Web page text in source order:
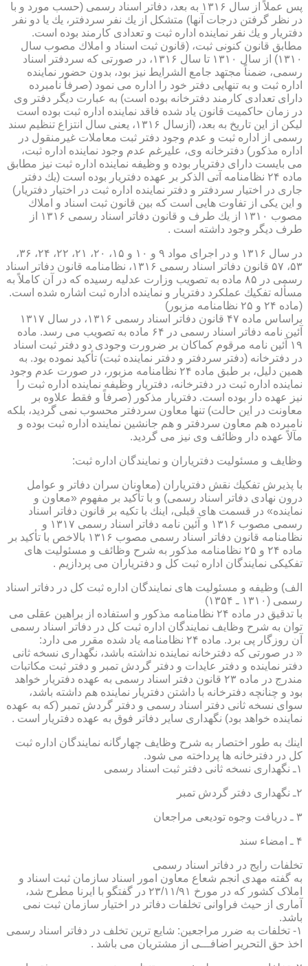
پس عملاً از سال ۱۳۱۶ به بعد، دفاتر اسناد رسمی (حسب مورد و با
در نظر گرفتن درجات آنها) متشكل از یك نفر سردفتر، یك یا دو نفر
دفتریار و یك نفر نماینده اداره ثبت و تعدادی كارمند بوده است.
مطابق قانون كنونی ثبت، (قانون ثبت اسناد و املاك مصوب سال
۱۳۱۰) از سال ۱۳۱۰ تا سال ۱۳۱۶، در صورتی كه سردفتر اسناد
رسمی، ضمناً مجتهد جامع الشرایط نیز بود، بدون حضور نماینده
اداره ثبت و به تنهایی دفتر خود را اداره می نمود (صرفاً نامبرده
دارای تعدادی كارمند دفترخانه بوده است) به عبارت دیگر دفتر وی
در زمان حاكمیت قانون یاد شده فاقد نماینده اداره ثبت بوده است
لیكن از این تاریخ به بعد، (ازسال ۱۳۱۶، یعنی سال انتزاع تنظیم سند
رسمی از اداره ثبت و عدم وجود دفتر ثبت معاملات غیرمنقول در
اداره مذكور) دفترخانه وی، علیرغم عدم وجود نماینده اداره ثبت،
می بایست دارای دفتریار بوده و وظیفه نماینده اداره ثبت نیز مطابق
ماده ۲۴ نظامنامه آتی الذكر بر عهده دفتریار بوده است (یك دفتر
جاری در اختیار سردفتر و دفتر نماینده اداره ثبت در اختیار دفتریار)
و این یكی از تفاوت هایی است كه بین قانون ثبت اسناد و املاك
مصوب ۱۳۱۰ از یك طرف و قانون دفاتر اسناد رسمی ۱۳۱۶ از
طرف دیگر وجود داشته است .
در سال ۱۳۱۶ و در اجرای مواد ۹ و ۱۰ و ۱۵، ۲۰، ۲۱، ۲۲، ۲۴، ۳۶،
۵۳، ۵۷ قانون دفاتر اسناد رسمی ۱۳۱۶، نظامنامه قانون دفاتر اسناد
رسمی در ۸۵ ماده به تصویب وزارت عدلیه رسیده كه در آن كاملاً به
مسأله تفكیك عملكرد دفتریار و نماینده اداره ثبت اشاره شده است.
(ماده ۲۴ و ۲۵ نظامنامه مزبور)
براساس ماده ۴۷ قانون دفاتر اسناد رسمی ۱۳۱۶، در سال ۱۳۱۷
آئین نامه دفاتر اسناد رسمی در ۶۴ ماده به تصویب می رسد. ماده
۱۹ آئین نامه مرقوم كماكان بر ضرورت وجودی دو دفتر ثبت اسناد
در دفترخانه (دفتر سردفتر و دفتر نماینده ثبت) تأكید نموده بود. به
همین دلیل، بر طبق ماده ۲۴ نظامنامه مزبور، در صورت عدم وجود
نماینده اداره ثبت در دفترخانه، دفتریار وظیفه نماینده اداره ثبت را
نیز عهده دار بوده است. دفتریار مذكور (صرفاً و فقط علاوه بر
معاونت در این حالت) تنها معاون سردفتر محسوب نمی گردید، بلكه
نامبرده هم معاون سردفتر و هم جانشین نماینده اداره ثبت بوده و
مآلاً عهده دار وظائف وی نیز می گردید.
وظایف و مسئولیت دفتریاران و نمایندگان اداره ثبت:
با پذیرش تفكیك نقش دفتریاران (معاونان سران دفاتر و عوامل
درون نهادی دفاتر اسناد رسمی) و با تأكید بر مفهوم «معاون و
نماینده» در قسمت های قبلی، اینك با تكیه بر قانون دفاتر اسناد
رسمی مصوب ۱۳۱۶ و آئین نامه دفاتر اسناد رسمی ۱۳۱۷ و
نظامنامه قانون دفاتر اسناد رسمی مصوب ۱۳۱۶ بالاخص با تأكید بر
ماده ۲۴ و ۲۵ نظامنامه مذكور به شرح وظائف و مسئولیت های
تفكیكی نمایندگان اداره ثبت كل و دفتریاران می پردازیم .
الف) وظیفه و مسئولیت های نمایندگان اداره ثبت كل در دفاتر اسناد
رسمی (۱۳۱۰ ـ ۱۳۵۴)
با تدقیق در ماده ۲۴ نظامنامه مذكور و استفاده از براهین عقلی می
توان به شرح وظایف نمایندگان اداره ثبت كل در دفاتر اسناد رسمی
آن روزگار پی برد. ماده ۲۴ نظامنامه یاد شده مقرر می دارد:
« در صورتی كه دفترخانه نماینده نداشته باشد، نگهداری نسخه ثانی
دفتر نماینده و دفتر عایدات و دفتر گردش تمبر و دفتر ثبت مكاتبات
مندرج در ماده ۲۳ قانون دفتر اسناد رسمی به عهده دفتریار خواهد
بود و چنانچه دفترخانه با داشتن دفتریار نماینده هم داشته باشد،
سوای نسخه ثانی دفتر اسناد رسمی و دفتر گردش تمبر (كه به عهده
نماینده خواهد بود) نگهداری سایر دفاتر فوق به عهده دفتریار است .
اینك به طور اختصار به شرح وظایف چهارگانه نمایندگان اداره ثبت
كل در دفترخانه ها پرداخته می شود.
۱ـ نگهداری نسخه ثانی دفتر ثبت اسناد رسمی
۲ـ نگهداری دفتر گردش تمبر
۳ ـ دریافت وجوه تودیعی مراجعان
۴ ـ امضاء سند
تخلفات رایج در دفاتر اسناد رسمی
به گفته مهدی انجم شعاع معاون امور اسناد سازمان ثبت اسناد و
املاک کشور که در مورخ ۲۳/۱۱/۹۱ در گفتگو با ایرنا مطرح شد،
آماری از حیث فراوانی تخلفات دفاتر در اختیار سازمان ثبت نمی
باشد.
۱- تخلفات به ضرر مراجعین: شایع ترین تخلف در دفاتر اسناد رسمی
اخذ حق التحریر اضافـــی از مشتریان می باشد .